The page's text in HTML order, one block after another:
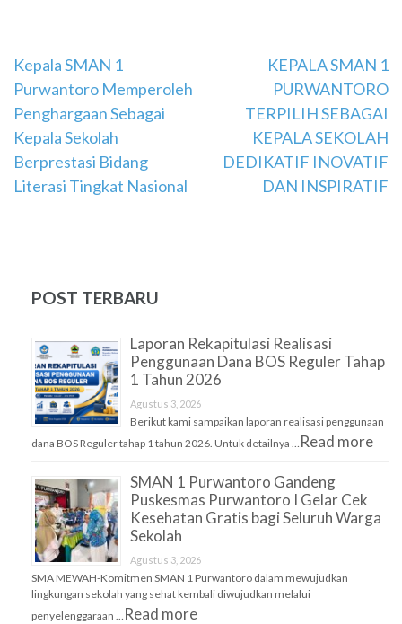
Navigasi
pos
Kepala SMAN 1
Purwantoro Memperoleh
Penghargaan Sebagai
Kepala Sekolah
Berprestasi Bidang
Literasi Tingkat Nasional
KEPALA SMAN 1
PURWANTORO
TERPILIH SEBAGAI
KEPALA SEKOLAH
DEDIKATIF INOVATIF
DAN INSPIRATIF
POST TERBARU
Laporan Rekapitulasi Realisasi
Penggunaan Dana BOS Reguler Tahap
1 Tahun 2026
Agustus 3, 2026
Berikut kami sampaikan laporan realisasi penggunaan
dana BOS Reguler tahap 1 tahun 2026. Untuk detailnya …
Read more
SMAN 1 Purwantoro Gandeng
Puskesmas Purwantoro I Gelar Cek
Kesehatan Gratis bagi Seluruh Warga
Sekolah
Agustus 3, 2026
SMA MEWAH-Komitmen SMAN 1 Purwantoro dalam mewujudkan
lingkungan sekolah yang sehat kembali diwujudkan melalui
penyelenggaraan …
Read more